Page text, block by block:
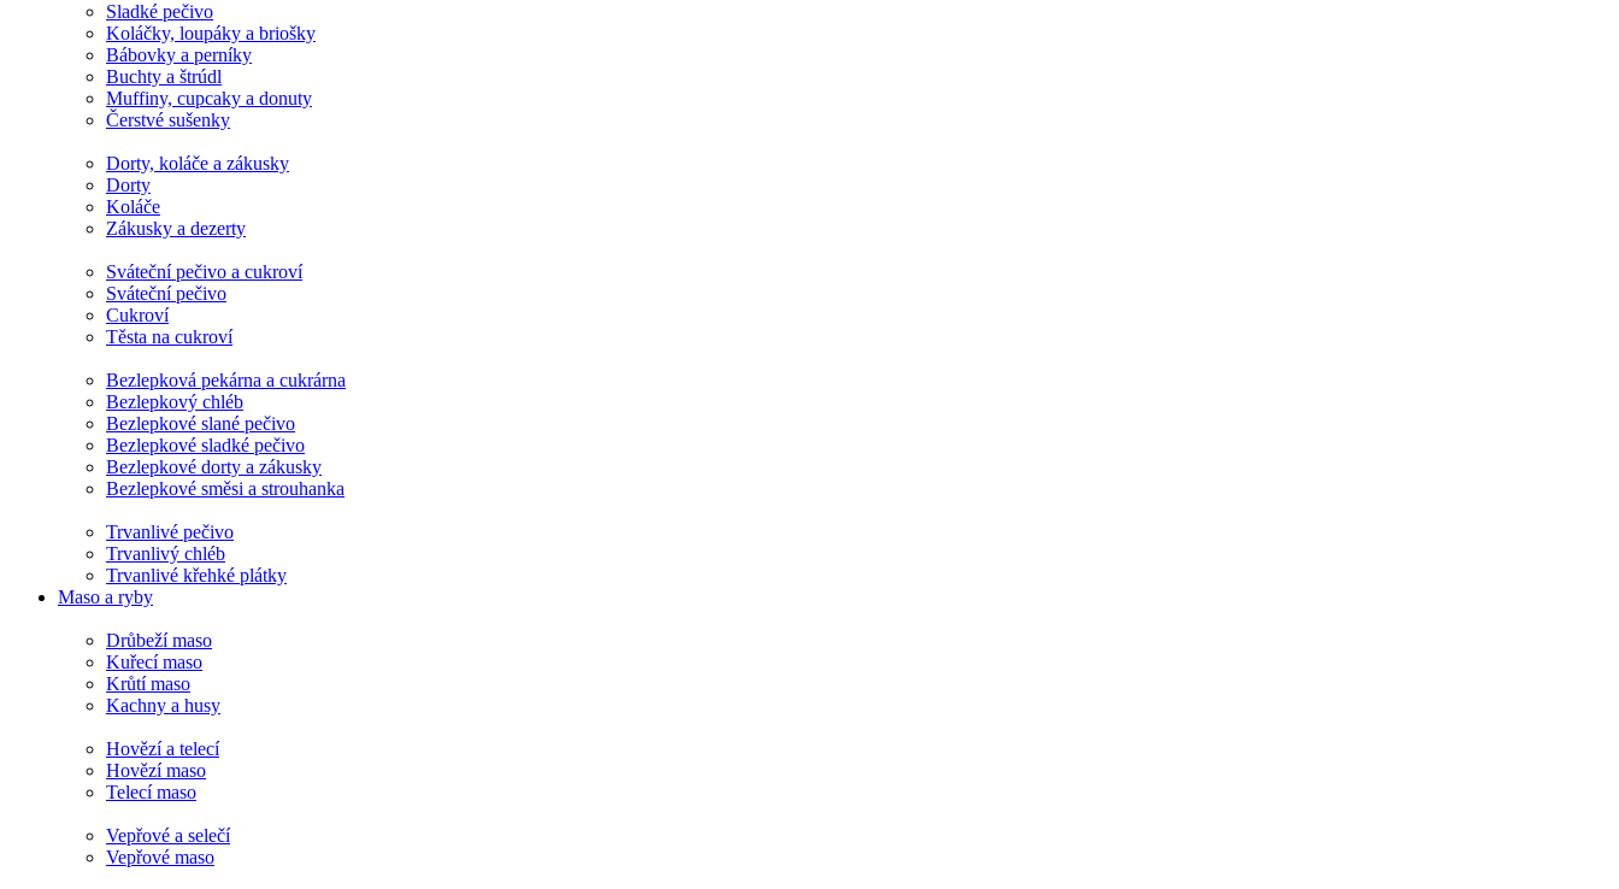
Sladké pečivo
Koláčky, loupáky a briošky
Bábovky a perníky
Buchty a štrúdl
Muffiny, cupcaky a donuty
Čerstvé sušenky
Dorty, koláče a zákusky
Dorty
Koláče
Zákusky a dezerty
Sváteční pečivo a cukroví
Sváteční pečivo
Cukroví
Těsta na cukroví
Bezlepková pekárna a cukrárna
Bezlepkový chléb
Bezlepkové slané pečivo
Bezlepkové sladké pečivo
Bezlepkové dorty a zákusky
Bezlepkové směsi a strouhanka
Trvanlivé pečivo
Trvanlivý chléb
Trvanlivé křehké plátky
Maso a ryby
Drůbeží maso
Kuřecí maso
Krůtí maso
Kachny a husy
Hovězí a telecí
Hovězí maso
Telecí maso
Vepřové a selečí
Vepřové maso